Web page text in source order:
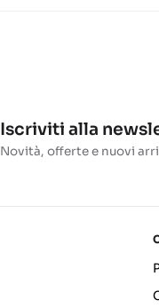
Iscriviti alla
Novità, offerte e nuovi